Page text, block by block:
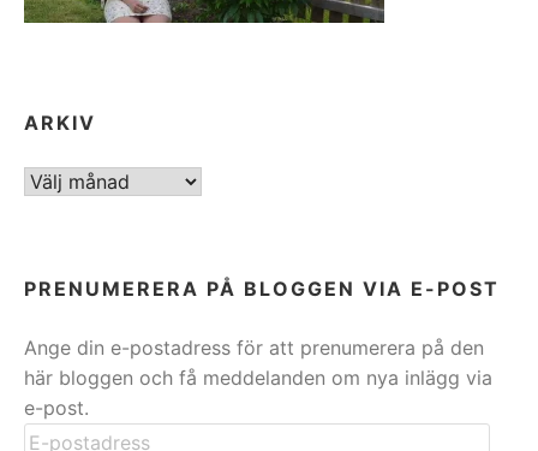
ARKIV
ARKIV
PRENUMERERA PÅ BLOGGEN VIA E-POST
Ange din e-postadress för att prenumerera på den
här bloggen och få meddelanden om nya inlägg via
e-post.
E-